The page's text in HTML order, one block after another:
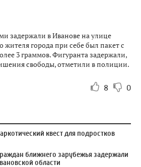
задержали в Иванове на улице
жителя города при себе был пакет с
3 граммов. Фигуранта задержали,
свободы, отметили в полиции.
8 0
квест для подростков
ближнего зарубежья задержали
области